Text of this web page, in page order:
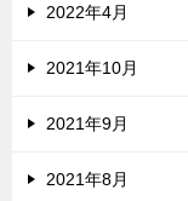
2022年4月
2021年10月
2021年9月
2021年8月